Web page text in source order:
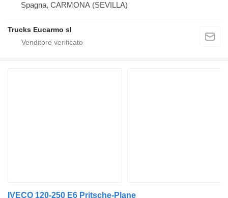
Spagna, CARMONA (SEVILLA)
Trucks Eucarmo sl
IVECO 120-250 E6 Pritsche-Plane